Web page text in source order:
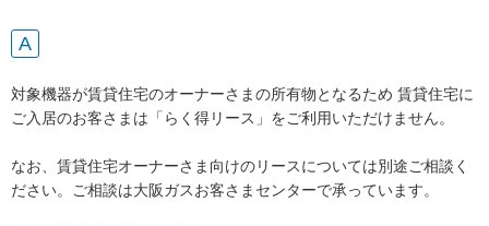
対象機器が賃貸住宅のオーナーさまの所有物となるため 賃貸住宅に
ご入居のお客さまは「らく得リース」をご利用いただけません。
なお、賃貸住宅オーナーさま向けのリースについては別途ご相談く
ださい。ご相談は大阪ガスお客さまセンターで承っています。